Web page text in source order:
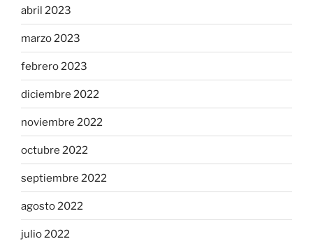
abril 2023
marzo 2023
febrero 2023
diciembre 2022
noviembre 2022
octubre 2022
septiembre 2022
agosto 2022
julio 2022